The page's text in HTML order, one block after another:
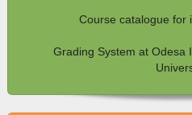
Course catalogue for
Grading System at Odesa